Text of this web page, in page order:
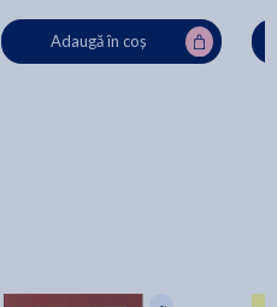
Adaugă în coș